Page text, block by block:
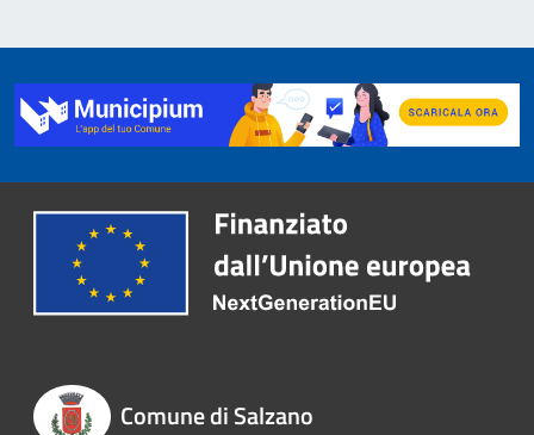
Comune di Salzano